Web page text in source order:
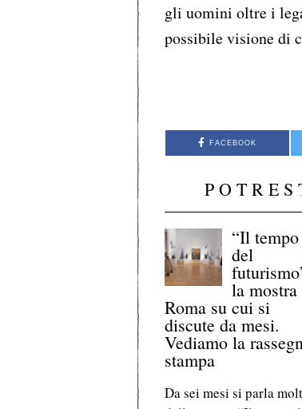
gli uomini oltre i
possibile visione di
FACEBOOK
“Il tempo
del
la mostra
Roma su cui si
discute da mesi.
Vediamo la
stampa
Da sei mesi si parla